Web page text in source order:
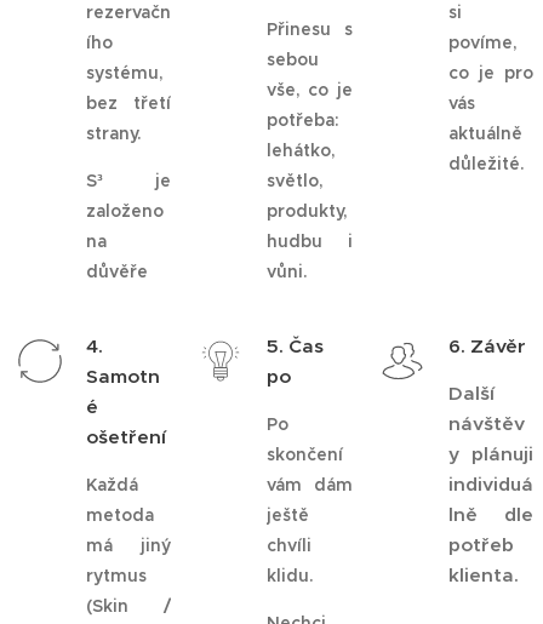
rezervačn
ího
systému,
bez třetí
strany.
S³ je
založeno
na
důvěře
Přinesu s
sebou
vše, co je
potřeba:
lehátko,
světlo,
produkty,
hudbu i
vůni.
si
povíme,
co je pro
vás
aktuálně
důležité.
4.
Samotn
é
ošetření
Každá
metoda
má jiný
rytmus
(Skin /
5. Čas
po
Po
skončení
vám dám
ještě
chvíli
klidu.
6. Závěr
Další
návštěv
y plánuji
individuá
lně dle
potřeb
klienta.